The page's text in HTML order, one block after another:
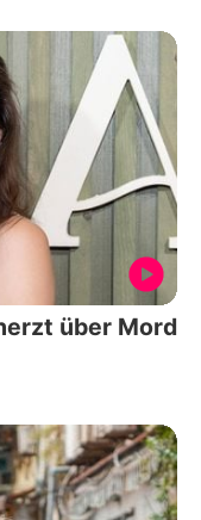
über Mord